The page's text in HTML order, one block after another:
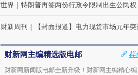
世界 ｜ 特朗普再签两份行政令限制出生公民权
财新周刊 ｜ 【封面报道】电力现货市场元年
财新网主编精选版电邮
样
财新网新闻版电邮全新升级！财新网主编精心编